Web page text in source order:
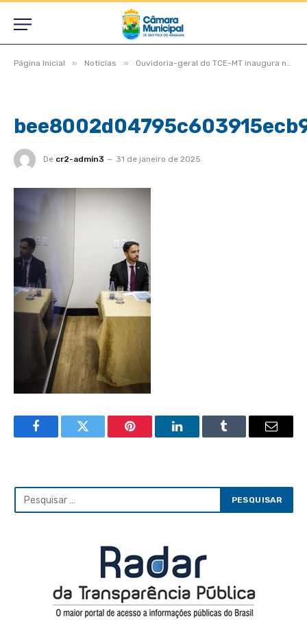
Página Inicial » Notícias » Ouvidoria-geral do TCE-MT inaugura novo espaço e realiza Ouvidoria Day
De cr2-admin3 31 de janeiro de 2025
FacebookTwitter Pinterest LinkedInTumblr Email